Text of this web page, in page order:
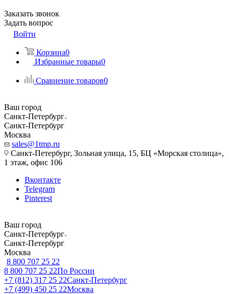
Заказать звонок
Задать вопрос
Войти
Корзина0
Избранные товары0
Сравнение товаров0
Ваш город
Санкт-Петербург
Санкт-Петербург
Москва
sales@1tmp.ru
Санкт-Петербург, Зольная улица, 15, БЦ «Морская столица»,
1 этаж, офис 106
Вконтакте
Telegram
Pinterest
Ваш город
Санкт-Петербург
Санкт-Петербург
Москва
8 800 707 25 22
8 800 707 25 22По России
+7 (812) 317 25 22Санкт-Петербург
+7 (499) 450 25 22Москва